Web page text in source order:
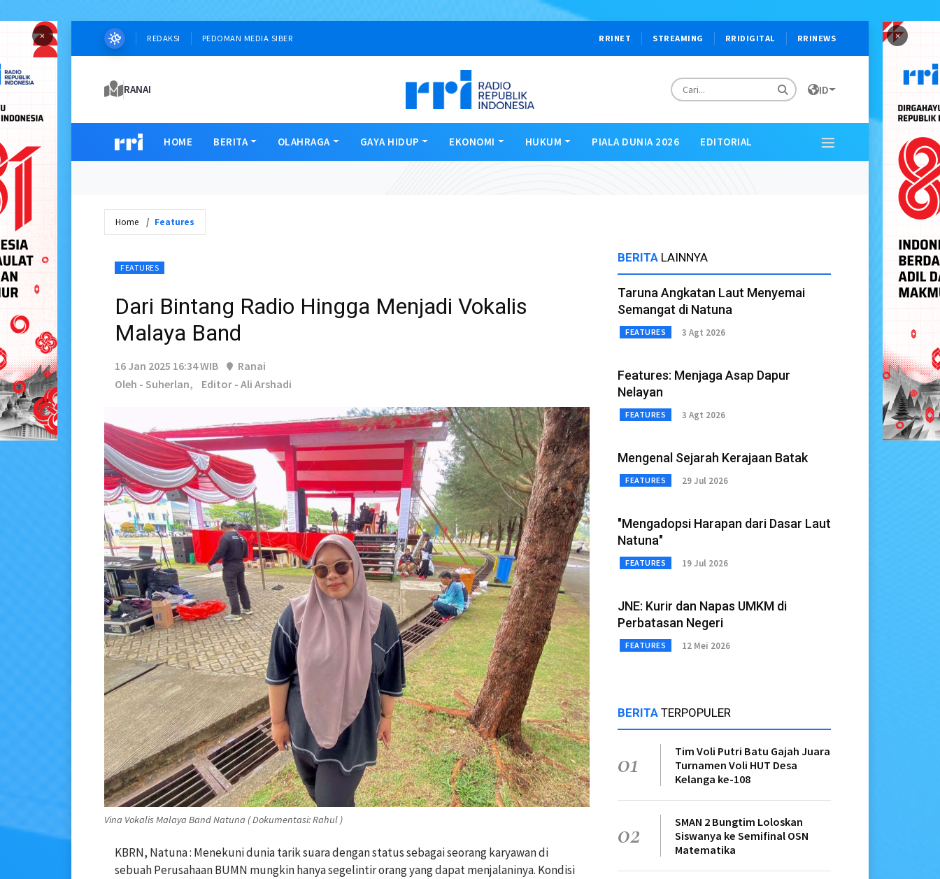
× ×
REDAKSI PEDOMAN MEDIA SIBER RRINET STREAMING RRIDIGITAL RRINEWS
RANAI ID
HOME BERITA OLAHRAGA GAYA HIDUP EKONOMI HUKUM PIALA DUNIA 2026 EDITORIAL
Home Features
FEATURES
Dari Bintang Radio Hingga Menjadi Vokalis
Malaya Band
16 Jan 2025 16:34 WIB
Ranai
Oleh - Suherlan,
Editor - Ali Arshadi
Vina Vokalis Malaya Band Natuna ( Dokumentasi: Rahul )
KBRN, Natuna : Menekuni dunia tarik suara dengan status sebagai seorang karyawan di
sebuah Perusahaan BUMN mungkin hanya segelintir orang yang dapat menjalaninya. Kondisi
BERITA LAINNYA
Taruna Angkatan Laut Menyemai
Semangat di Natuna
FEATURES 3 Agt 2026
Features: Menjaga Asap Dapur
Nelayan
FEATURES 3 Agt 2026
Mengenal Sejarah Kerajaan Batak
FEATURES 29 Jul 2026
"Mengadopsi Harapan dari Dasar Laut
Natuna"
FEATURES 19 Jul 2026
JNE: Kurir dan Napas UMKM di
Perbatasan Negeri
FEATURES 12 Mei 2026
BERITA TERPOPULER
01
Tim Voli Putri Batu Gajah Juara
Turnamen Voli HUT Desa
Kelanga ke-108
02
SMAN 2 Bungtim Loloskan
Siswanya ke Semifinal OSN
Matematika